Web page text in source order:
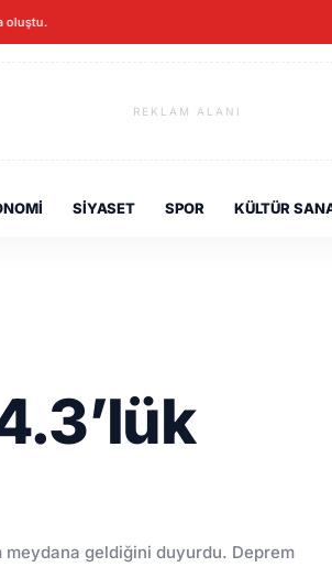
oluştu.
REKLAM ALANI
SIYASET SPOR KÜLTÜR
meydana geldiğini duyurdu. Deprem